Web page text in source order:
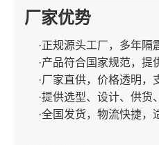
厂家优势
·正规源头工厂，多年隔
·产品符合国家规范，提
·厂家直供，价格透明，
·提供选型、设计、供货
·全国发货，物流快捷，